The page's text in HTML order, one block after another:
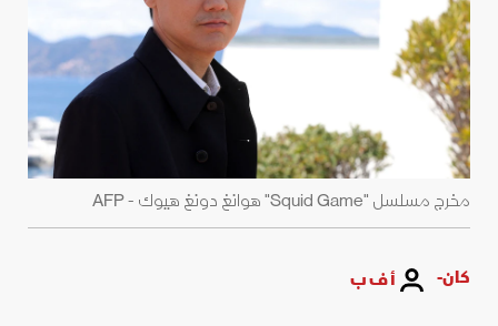
مخرج مسلسل "Squid Game" هوانغ دونغ هيوك - AFP
كان- أ ف ب